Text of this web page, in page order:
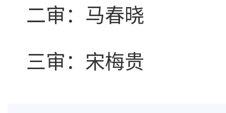
二审：马春晓
三审：宋梅贵